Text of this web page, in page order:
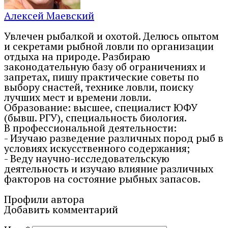
Алексей Маевский
Увлечен рыбалкой и охотой. Делюсь опытом
и секретами рыбной ловли по организации
отдыха на природе. Разбираю
законодательную базу об ограничениях и
запретах, пишу практические советы по
выбору снастей, технике ловли, поиску
лучших мест и времени ловли.
Образование: высшее, специалист ЮФУ
(бывш. РГУ), специальность биология.
В профессиональной деятельности:
- Изучаю разведение различных пород рыб в
условиях искусственного содержания;
- Веду научно-исследовательскую
деятельность и изучаю влияние различных
факторов на состояние рыбных запасов.
Профили автора
Добавить комментарий